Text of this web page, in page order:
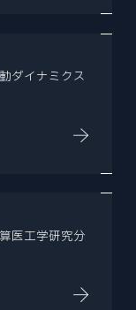
ダイナミクス
医工学研究分